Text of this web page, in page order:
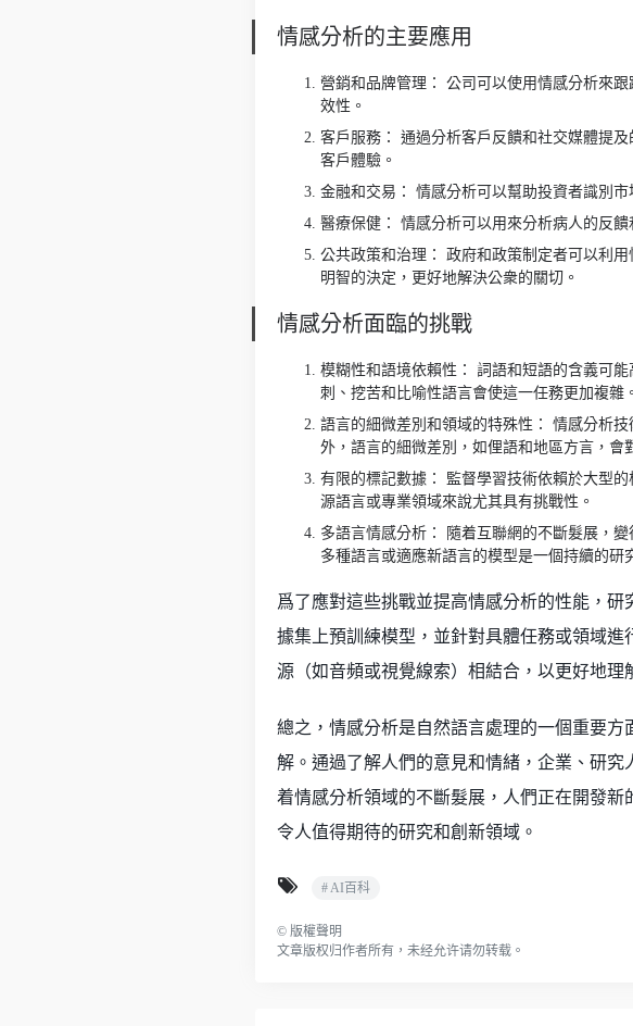
情感分析的主要應用
營銷和品牌管理： 公司可以使用情感分析來
效性。
客戶服務： 通過分析客戶反饋和社交媒體提
客戶體驗。
金融和交易： 情感分析可以幫助投資者識別
醫療保健： 情感分析可以用來分析病人的反
公共政策和治理： 政府和政策制定者可以利
明智的決定，更好地解決公衆的關切。
情感分析面臨的挑戰
模糊性和語境依賴性： 詞語和短語的含義可
刺、挖苦和比喻性語言會使這一任務更加複雜。
語言的細微差別和領域的特殊性： 情感分析
外，語言的細微差別，如俚語和地區方言，會
有限的標記數據： 監督學習技術依賴於大型
源語言或專業領域來說尤其具有挑戰性。
多語言情感分析： 隨着互聯網的不斷髮展，
多種語言或適應新語言的模型是一個持續的研
爲了應對這些挑戰並提高情感分析的性能，
據集上預訓練模型，並針對具體任務或領域
源（如音頻或視覺線索）相結合，以更好地理
總之，情感分析是自然語言處理的一個重要
解。通過了解人們的意見和情緒，企業、研
着情感分析領域的不斷髮展，人們正在開發
令人值得期待的研究和創新領域。
# AI百科
© 版權聲明
文章版权归作者所有，未经允许请勿转载。